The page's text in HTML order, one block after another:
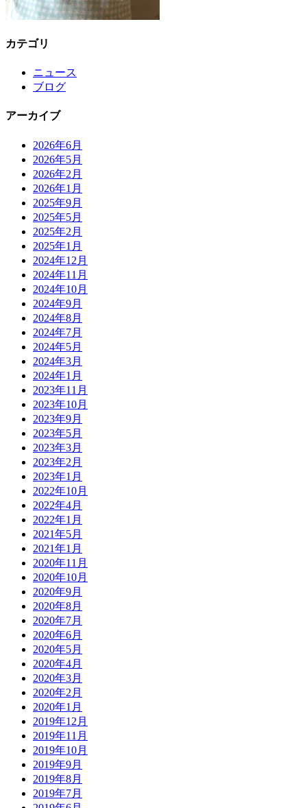
カテゴリ
ニュース
ブログ
アーカイブ
2026年6月
2026年5月
2026年2月
2026年1月
2025年9月
2025年5月
2025年2月
2025年1月
2024年12月
2024年11月
2024年10月
2024年9月
2024年8月
2024年7月
2024年5月
2024年3月
2024年1月
2023年11月
2023年10月
2023年9月
2023年5月
2023年3月
2023年2月
2023年1月
2022年10月
2022年4月
2022年1月
2021年5月
2021年1月
2020年11月
2020年10月
2020年9月
2020年8月
2020年7月
2020年6月
2020年5月
2020年4月
2020年3月
2020年2月
2020年1月
2019年12月
2019年11月
2019年10月
2019年9月
2019年8月
2019年7月